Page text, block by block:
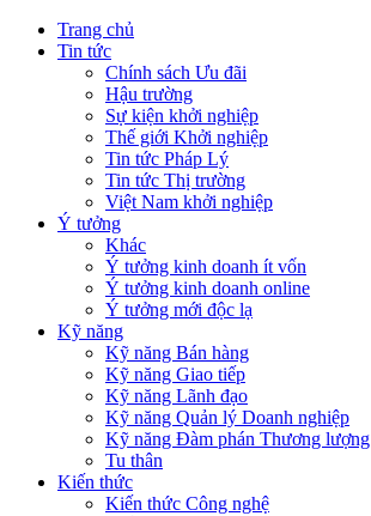
Trang chủ
Tin tức
Chính sách Ưu đãi
Hậu trường
Sự kiện khởi nghiệp
Thế giới Khởi nghiệp
Tin tức Pháp Lý
Tin tức Thị trường
Việt Nam khởi nghiệp
Ý tưởng
Khác
Ý tưởng kinh doanh ít vốn
Ý tưởng kinh doanh online
Ý tưởng mới độc lạ
Kỹ năng
Kỹ năng Bán hàng
Kỹ năng Giao tiếp
Kỹ năng Lãnh đạo
Kỹ năng Quản lý Doanh nghiệp
Kỹ năng Đàm phán Thương lượng
Tu thân
Kiến thức
Kiến thức Công nghệ